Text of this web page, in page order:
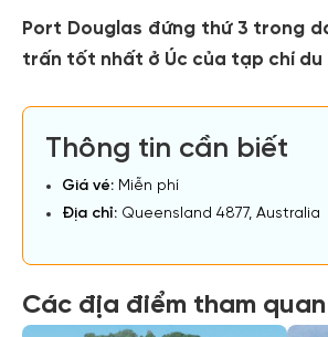
Port Douglas đứng thứ 3 trong
trấn tốt nhất ở Úc của tạp chí du
Thông tin cần biết
Giá vé: Miễn phí
Địa chỉ: Queensland 4877, Australia
Các địa điểm tham